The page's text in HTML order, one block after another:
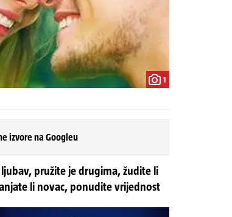
1
izvore na Googleu
pružite je drugima, žudite li
li novac, ponudite vrijednost